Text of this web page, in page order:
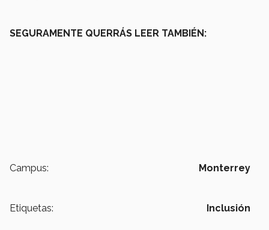
SEGURAMENTE QUERRÁS LEER TAMBIÉN:
Campus: Monterrey
Etiquetas: Inclusión